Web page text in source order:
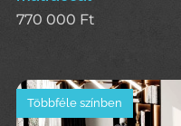
770 000 Ft
Többféle színben